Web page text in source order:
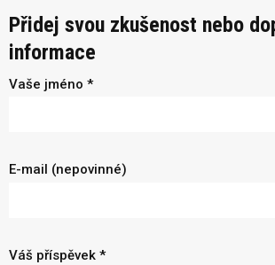
Přidej svou zkušenost nebo
informace
Vaše jméno *
E-mail (nepovinné)
Váš příspěvek *